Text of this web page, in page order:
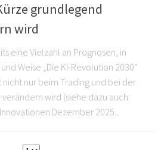
grundlegend
wird
eine Vielzahl an Prognosen, in
Weise „Die KI-Revolution 2030“
nicht nur beim Trading und bei der
wird (siehe dazu auch:
Dezember 2025...